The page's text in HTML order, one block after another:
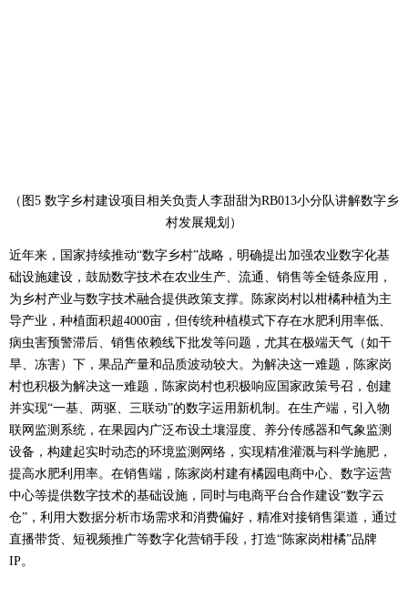
（图5 数字乡村建设项目相关负责人李甜甜为RB013小分队讲解数字乡
村发展规划）
近年来，国家持续推动“数字乡村”战略，明确提出加强农业数字化基
础设施建设，鼓励数字技术在农业生产、流通、销售等全链条应用，
为乡村产业与数字技术融合提供政策支撑。陈家岗村以柑橘种植为主
导产业，种植面积超4000亩，但传统种植模式下存在水肥利用率低、
病虫害预警滞后、销售依赖线下批发等问题，尤其在极端天气（如干
旱、冻害）下，果品产量和品质波动较大。为解决这一难题，陈家岗
村也积极为解决这一难题，陈家岗村也积极响应国家政策号召，创建
并实现“一基、两驱、三联动”的数字运用新机制。在生产端，引入物
联网监测系统，在果园内广泛布设土壤湿度、养分传感器和气象监测
设备，构建起实时动态的环境监测网络，实现精准灌溉与科学施肥，
提高水肥利用率。在销售端，陈家岗村建有橘园电商中心、数字运营
中心等提供数字技术的基础设施，同时与电商平台合作建设“数字云
仓”，利用大数据分析市场需求和消费偏好，精准对接销售渠道，通过
直播带货、短视频推广等数字化营销手段，打造“陈家岗柑橘”品牌
IP。